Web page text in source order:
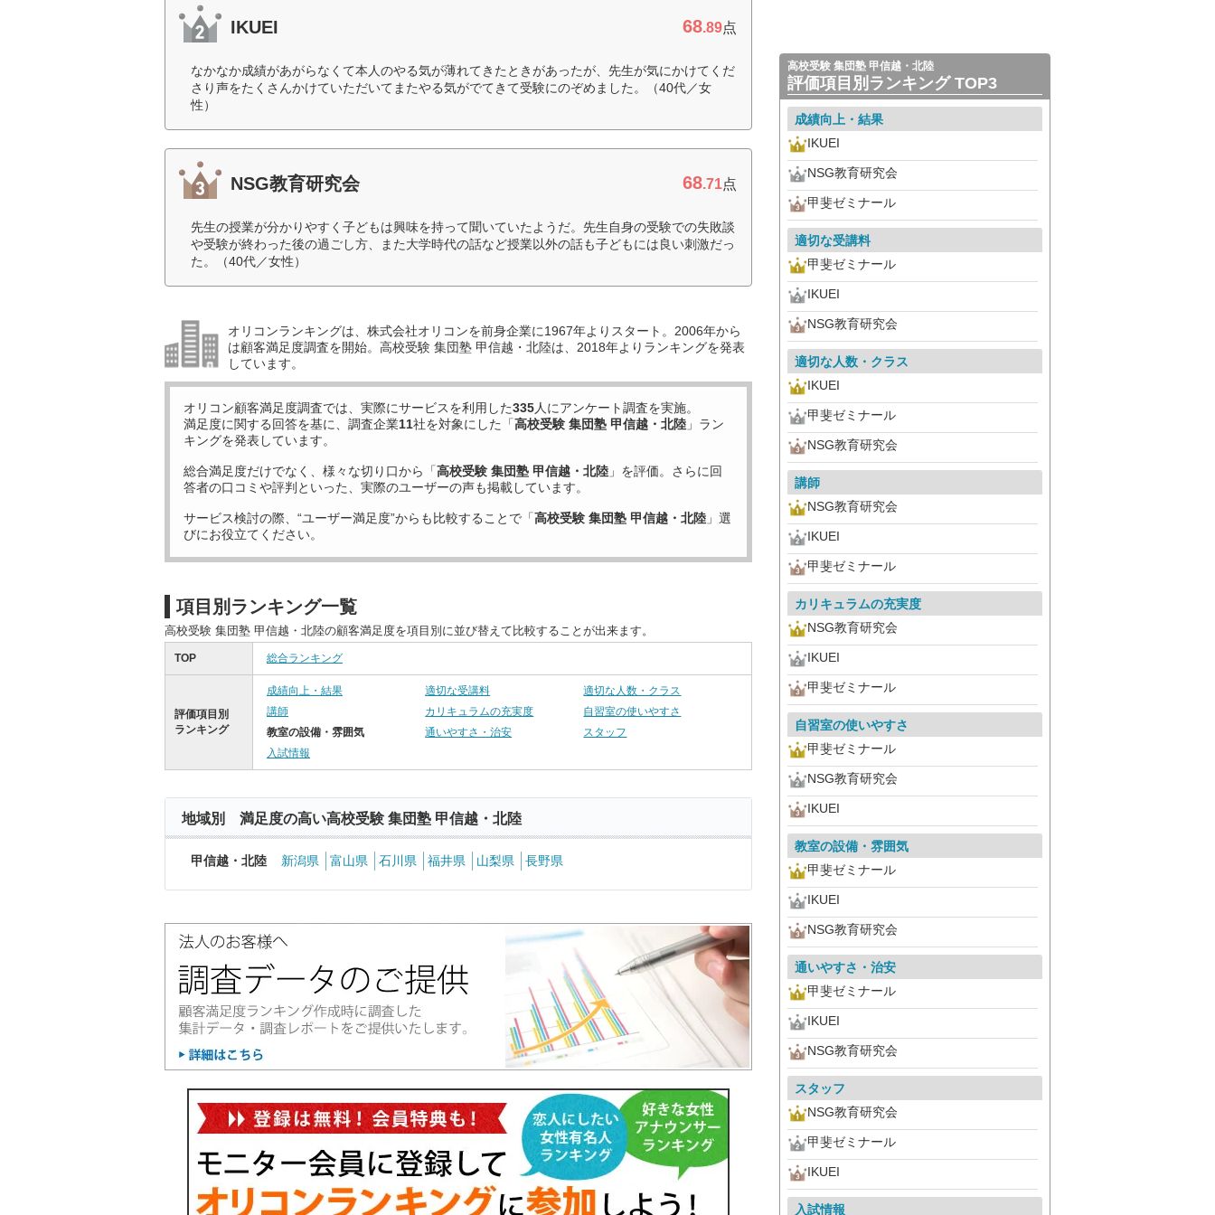
IKUEI 68.89点
なかなか成績があがらなくて本人のやる気が薄れてきたときがあったが、先生が気にかけてくだ
さり声をたくさんかけていただいてまたやる気がでてきて受験にのぞめました。（40代／女
性）
NSG教育研究会 68.71点
先生の授業が分かりやすく子どもは興味を持って聞いていたようだ。先生自身の受験での失敗談
や受験が終わった後の過ごし方、また大学時代の話など授業以外の話も子どもには良い刺激だっ
た。（40代／女性）
オリコンランキングは、株式会社オリコンを前身企業に1967年よりスタート。2006年から
は顧客満足度調査を開始。高校受験 集団塾 甲信越・北陸は、2018年よりランキングを発表
しています。
オリコン顧客満足度調査では、実際にサービスを利用した335人にアンケート調査を実施。
満足度に関する回答を基に、調査企業11社を対象にした「高校受験 集団塾 甲信越・北陸 」ラン
キングを発表しています。
総合満足度だけでなく、様々な切り口から「高校受験 集団塾 甲信越・北陸 」を評価。さらに回
答者の口コミや評判といった、実際のユーザーの声も掲載しています。
サービス検討の際、“ユーザー満足度”からも比較することで「高校受験 集団塾 甲信越・北陸 」選
びにお役立てください。
項目別ランキング一覧
高校受験 集団塾 甲信越・北陸の顧客満足度を項目別に並び替えて比較することが出来ます。
TOP 総合ランキング
評価項目別
ランキング
成績向上・結果 適切な受講料
適切な人数・クラス
講師
カリキュラムの充実度
自習室の使いやすさ
教室の設備・雰囲気
通いやすさ・治安
スタッフ
入試情報
地域別 満足度の高い高校受験 集団塾 甲信越・北陸
甲信越・北陸 新潟県 富山県 石川県 福井県 山梨県 長野県
高校受験 集団塾 甲信越・北陸
評価項目別ランキング TOP3
成績向上・結果
IKUEI
NSG教育研究会
甲斐ゼミナール
適切な受講料
甲斐ゼミナール
IKUEI
NSG教育研究会
適切な人数・クラス
IKUEI
甲斐ゼミナール
NSG教育研究会
講師
NSG教育研究会
IKUEI
甲斐ゼミナール
カリキュラムの充実度
NSG教育研究会
IKUEI
甲斐ゼミナール
自習室の使いやすさ
甲斐ゼミナール
NSG教育研究会
IKUEI
教室の設備・雰囲気
甲斐ゼミナール
IKUEI
NSG教育研究会
通いやすさ・治安
甲斐ゼミナール
IKUEI
NSG教育研究会
スタッフ
NSG教育研究会
甲斐ゼミナール
IKUEI
入試情報